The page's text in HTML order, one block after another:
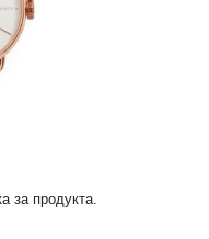
за продукта.